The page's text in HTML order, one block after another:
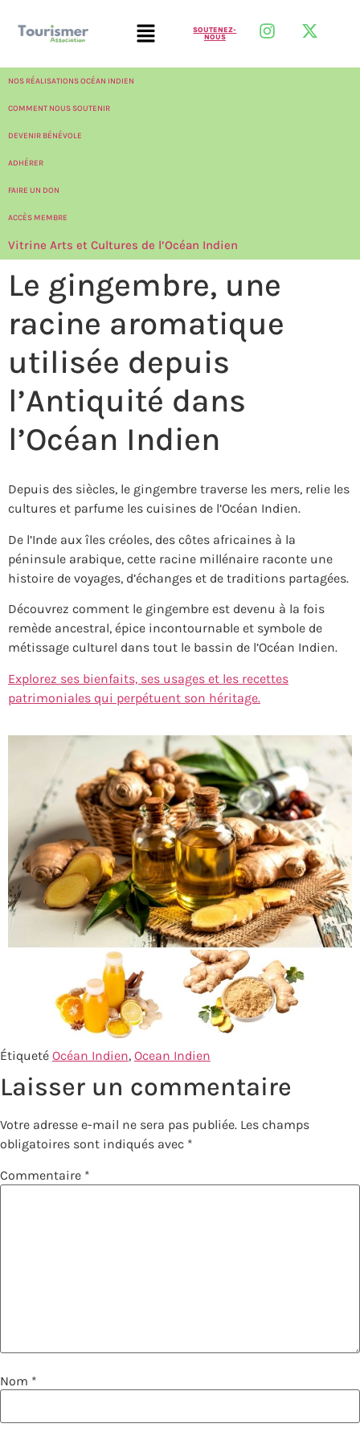
SOUTENEZ-
NOUS
NOS RÉALISATIONS OCÉAN INDIEN
COMMENT NOUS SOUTENIR
DEVENIR BÉNÉVOLE
ADHÉRER
FAIRE UN DON
ACCÈS MEMBRE
Vitrine Arts et Cultures de l’Océan Indien
Le gingembre, une
racine aromatique
utilisée depuis
l’Antiquité dans
l’Océan Indien
Depuis des siècles, le gingembre traverse les mers, relie les
cultures et parfume les cuisines de l’Océan Indien.
De l’Inde aux îles créoles, des côtes africaines à la
péninsule arabique, cette racine millénaire raconte une
histoire de voyages, d’échanges et de traditions partagées.
Découvrez comment le gingembre est devenu à la fois
remède ancestral, épice incontournable et symbole de
métissage culturel dans tout le bassin de l’Océan Indien.
Explorez ses bienfaits, ses usages et les recettes
patrimoniales qui perpétuent son héritage.
Étiqueté Océan Indien, Ocean Indien
Laisser un commentaire
Votre adresse e-mail ne sera pas publiée. Les champs
obligatoires sont indiqués avec *
Commentaire *
Nom *